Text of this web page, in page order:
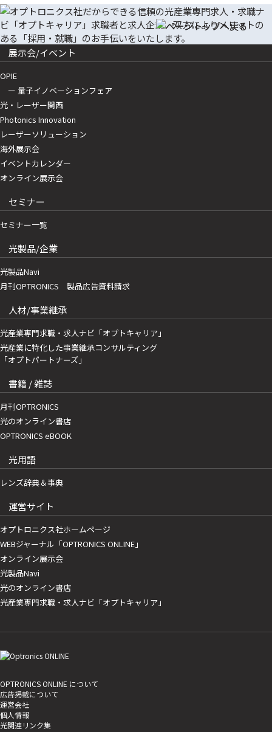
展示会/イベント
OPIE
ー 量子イノベーションフェア
光・レーザー関西
Photonics Innovation
レーザーソリューション
海外展示会
イベントカレンダー
オンライン展示会
セミナー
セミナー一覧
光製品/企業
光製品Navi
月刊OPTRONICS 製品広告資料請求
人材/事業継承
光産業専門求職・求人ナビ「オプトキャリア」
光産業に特化した事業継承コンサルティング
「オプトパートナーズ」
書籍 / 雑誌
月刊OPTRONICS
光のオンライン書店
OPTRONICS eBOOK
光用語
レンズ辞典＆事典
運営サイト
オプトロニクス社ホームページ
WEBジャーナル「OPTRONICS ONLINE」
オンライン展示会
光製品Navi
光のオンライン書店
光産業専門求職・求人ナビ「オプトキャリア」
OPTRONICS ONLINE について
広告掲載について
運営会社
個人情報
光関連リンク集